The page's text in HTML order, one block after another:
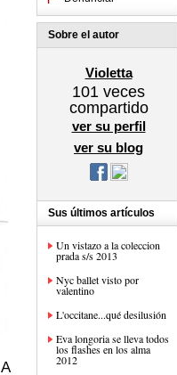
Sobre el autor
Violetta
101 veces
compartido
ver su perfil
ver su blog
Sus últimos artículos
Un vistazo a la coleccion
prada s/s 2013
Nyc ballet visto por
valentino
L'occitane...qué desilusión
Eva longoria se lleva todos
los flashes en los alma
2012